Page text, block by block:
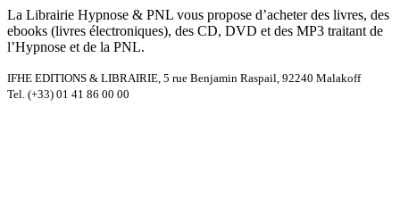
La Librairie Hypnose & PNL vous propose d’acheter des livres, des
ebooks (livres électroniques), des CD, DVD et des MP3 traitant de
l’Hypnose et de la PNL.
IFHE EDITIONS & LIBRAIRIE, 5 rue Benjamin Raspail, 92240 Malakoff
Tel. (+33) 01 41 86 00 00